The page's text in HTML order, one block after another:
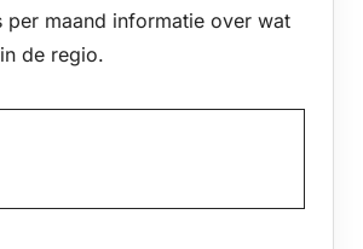
per maand informatie over wat
de regio.